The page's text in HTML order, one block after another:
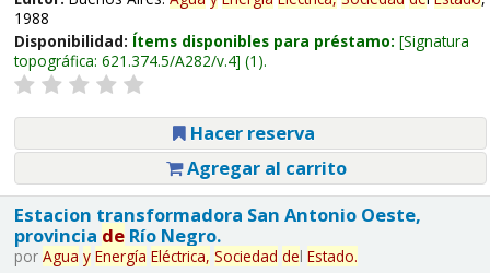
1988
Disponibilidad: Ítems disponibles para préstamo: Signatura
topográfica: 621.374.5/A282/v.4 (1).
Hacer reserva
Agregar al carrito
Estacion transformadora San Antonio Oeste,
provincia deRío Negro.
por Agua y Energía Eléctrica, Sociedad del Estado.